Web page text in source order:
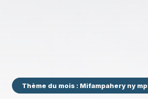
Thème du mois : Mifampahery ny